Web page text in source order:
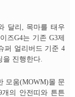
달리, 목마를 태우
즈G4는 기존 G3제
퍼 얼리버드 기준 4
을 진행한다.
모움(MOWM)몰 문
의 안전띠와 튼튼